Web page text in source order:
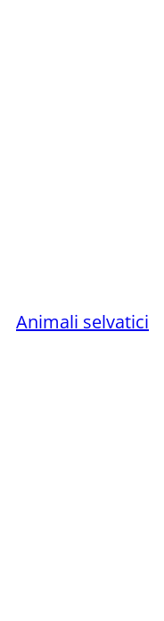
Animali selvatici